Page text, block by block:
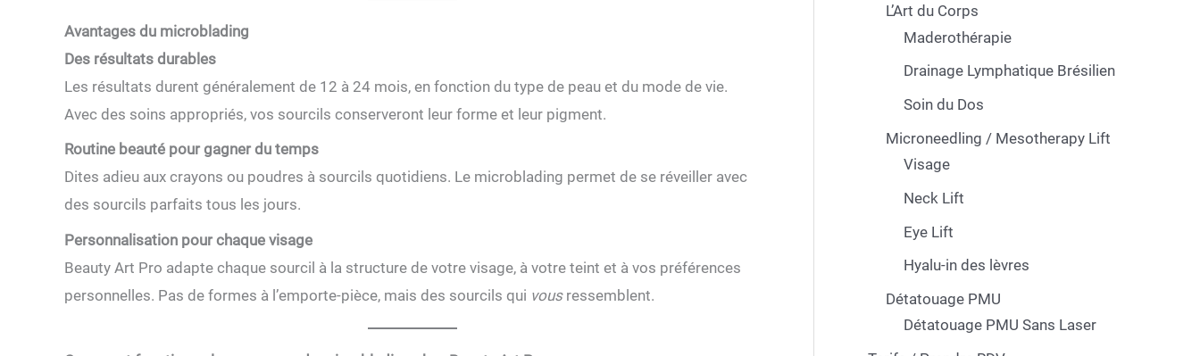
Avantages du microblading
Des résultats durables
Les résultats durent généralement de 12 à 24 mois, en fonction du type de peau et du mode de vie.
Avec des soins appropriés, vos sourcils conserveront leur forme et leur pigment.
Routine beauté pour gagner du temps
Dites adieu aux crayons ou poudres à sourcils quotidiens. Le microblading permet de se réveiller avec
des sourcils parfaits tous les jours.
Personnalisation pour chaque visage
Beauty Art Pro adapte chaque sourcil à la structure de votre visage, à votre teint et à vos préférences
personnelles. Pas de formes à l’emporte-pièce, mais des sourcils qui vousressemblent.
L’Art du Corps
Maderothérapie
Drainage Lymphatique Brésilien
Soin du Dos
Microneedling / Mesotherapy Lift
Visage
Neck Lift
Eye Lift
Hyalu-in des lèvres
Détatouage PMU
Détatouage PMU Sans Laser